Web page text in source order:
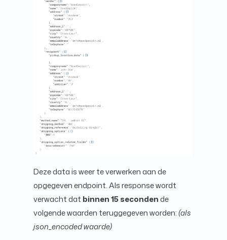
Deze data is weer te verwerken aan de
opgegeven endpoint. Als response wordt
verwacht dat binnen 15 secondende
volgende waarden teruggegeven worden:(als
json_encoded waarde)